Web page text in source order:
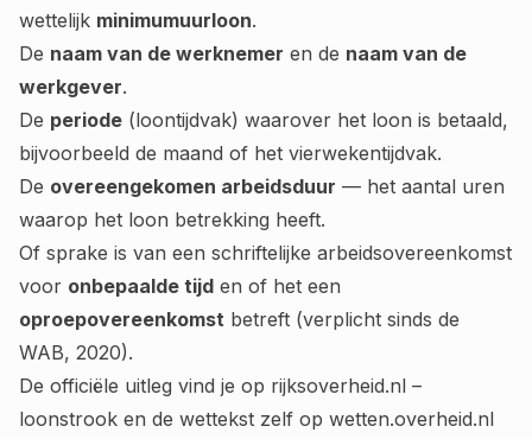
wettelijk minimumuurloon.
De naam van de werknemer en de naam van de
werkgever.
De periode (loontijdvak) waarover het loon is betaald,
bijvoorbeeld de maand of het vierwekentijdvak.
De overeengekomen arbeidsduur — het aantal uren
waarop het loon betrekking heeft.
Of sprake is van een schriftelijke arbeidsovereenkomst
voor onbepaalde tijd en of het een
oproepovereenkomst betreft (verplicht sinds de
WAB, 2020).
De officiële uitleg vind je op rijksoverheid.nl –
loonstrook en de wettekst zelf op wetten.overheid.nl